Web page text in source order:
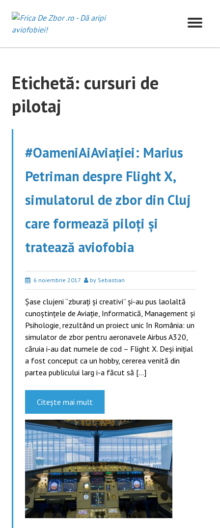
content
Etichetă: cursuri de
pilotaj
#OameniAiAviației: Marius
Petriman despre Flight X,
simulatorul de zbor din Cluj
care formează piloți și
tratează aviofobia
6 noiembrie 2017 by Sebastian
Șase clujeni “zburați și creativi” și-au pus laolaltă
cunoștințele de Aviație, Informatică, Management și
Psihologie, rezultând un proiect unic în România: un
simulator de zbor pentru aeronavele Airbus A320,
căruia i-au dat numele de cod – Flight X. Deși inițial
a fost conceput ca un hobby, cererea venită din
partea publicului larg i-a făcut să […]
Citește mai mult